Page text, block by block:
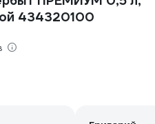
434320100